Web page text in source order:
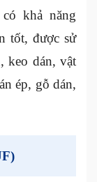
khả năng
tốt, được sử
keo dán, vật
ép, gỗ dán,